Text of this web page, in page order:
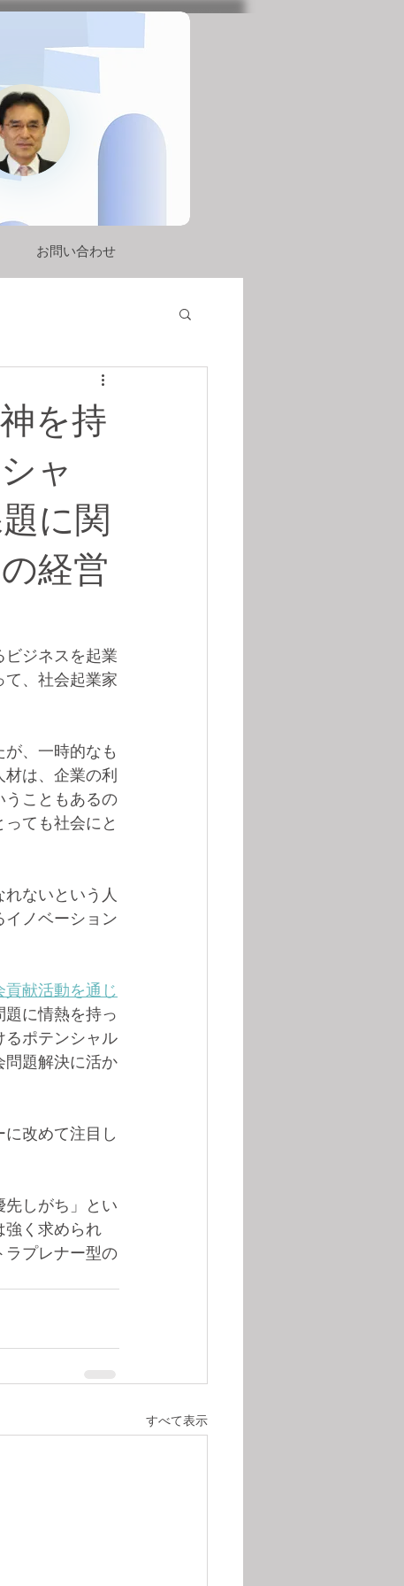
お問い合わせ
を持
ャ
に関
経営
ビジネスを起業
、社会起業家
、一時的なも
は、企業の利
うこともあるの
ても社会にと
ないという人
ノベーション
貢献活動を通じ
に情熱を持っ
るポテンシャル
問題解決に活か
改めて注目し
しがち」とい
強く求められ
ラプレナー型の
すべて表示